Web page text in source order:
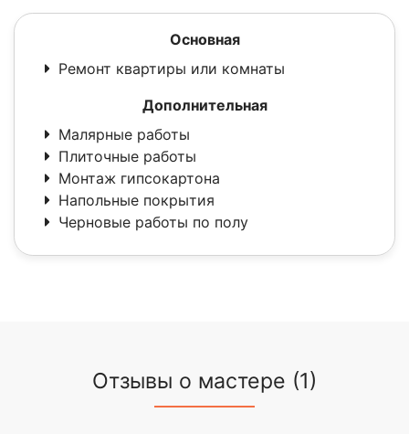
Основная
Ремонт квартиры или комнаты
Дополнительная
Малярные работы
Плиточные работы
Монтаж гипсокартона
Напольные покрытия
Черновые работы по полу
Отзывы о мастере (1)